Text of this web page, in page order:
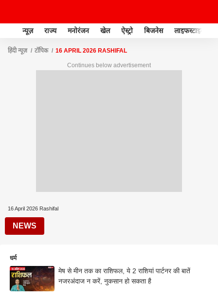
न्यूज़ राज्य मनोरंजन खेल ऐस्ट्रो बिजनेस लाइफस्टाइल
हिंदी न्यूज़ टॉपिक 16 APRIL 2026 RASHIFAL
Continues below advertisement
16 April 2026 Rashifal
NEWS
धर्म
मेष से मीन तक का राशिफल, ये 2 राशियां पार्टनर की बातें
नजरअंदाज न करें, नुकसान हो सकता है